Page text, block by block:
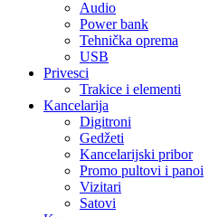
Audio
Power bank
Tehnička oprema
USB
Privesci
Trakice i elementi
Kancelarija
Digitroni
Gedžeti
Kancelarijski pribor
Promo pultovi i panoi
Vizitari
Satovi